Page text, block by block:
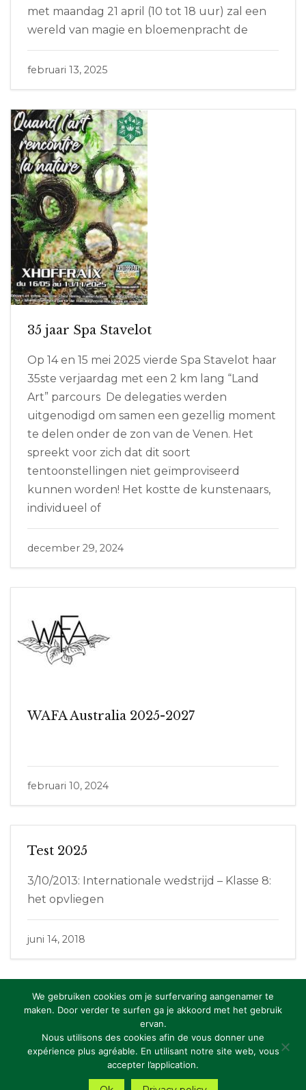
met maandag 21 april (10 tot 18 uur) zal een
wereld van magie en bloemenpracht de
februari 13, 2025
35 jaar Spa Stavelot
Op 14 en 15 mei 2025 vierde Spa Stavelot haar
35ste verjaardag met een 2 km lang “Land
Art” parcours De delegaties werden
uitgenodigd om samen een gezellig moment
te delen onder de zon van de Venen. Het
spreekt voor zich dat dit soort
tentoonstellingen niet geïmproviseerd
kunnen worden! Het kostte de kunstenaars,
individueel of
december 29, 2024
WAFA Australia 2025-2027
februari 10, 2024
Test 2025
3/10/2013: Internationale wedstrijd – Klasse 8:
het opvliegen
juni 14, 2018
Copyright: RBFAS vzw
Privacy Statement
We gebruiken cookies om je surfervaring aangenamer te
maken. Door verder te surfen ga je akkoord met het gebruik
ervan.
Nous utilisons des cookies afin de vous donner une
expérience plus agréable. En utilisant notre site web, vous
accepter l’application.